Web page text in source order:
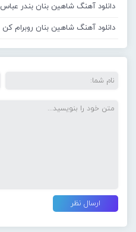
دانلود آهنگ شاهین بنان بندر عباس
دانلود آهنگ شاهین بنان روبرام کن